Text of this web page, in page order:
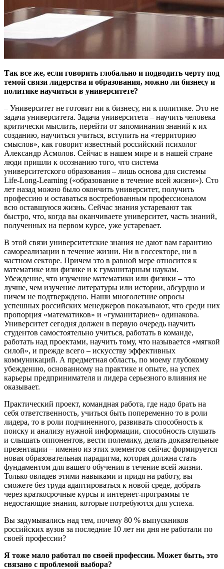
Так все же, если говорить глобально и подводить черту под
темой связи лидерства и образования, можно ли бизнесу и
политике научиться в университете?
– Университет не готовит ни к бизнесу, ни к политике. Это не
задача университета. Задача университета – научить человека
критически мыслить, перейти от запоминания знаний к их
созданию, научиться учиться, вступить на «территорию
смыслов», как говорит известный российский психолог
Александр Асмолов. Сейчас в нашем мире и в нашей стране
люди пришли к осознанию того, что система
университетского образования – лишь основа для системы
Life-Long-Learning («образование в течение всей жизни»). Сто
лет назад можно было окончить университет, получить
профессию и оставаться востребованным профессионалом
всю оставшуюся жизнь. Сейчас знания устаревают так
быстро, что, когда вы оканчиваете университет, часть знаний,
полученных на первом курсе, уже устаревает.
В этой связи университетские знания не дают вам гарантию
самореализации в течение жизни. Ни в госсекторе, ни в
частном секторе. Причем это в равной мере относится к
математике или физике и к гуманитарным наукам.
Убеждение, что изучение математики или физики – это
лучше, чем изучение литературы или истории, абсурдно и
ничем не подтверждено. Наши многолетние опросы
успешных российских менеджеров показывают, что среди них
пропорция «математиков» и «гуманитариев» одинакова.
Университет сегодня должен в первую очередь научить
студентов самостоятельно учиться, работать в команде,
работать над проектами, научить тому, что называется «мягкой
силой», и прежде всего – искусству эффективных
коммуникаций. А предметная область, по моему глубокому
убеждению, основанному на практике и опыте, на успех
карьеры предпринимателя и лидера серьезного влияния не
оказывает.
Практический проект, командная работа, где надо брать на
себя ответственность, учиться быть попеременно то в роли
лидера, то в роли подчиненного, развивать способность к
поиску и анализу нужной информации, способность слушать
и слышать оппонентов, вести полемику, делать доказательные
презентации – именно из этих элементов сейчас формируется
новая образовательная парадигма, которая должна стать
фундаментом для вашего обучения в течение всей жизни.
Только овладев этими навыками и придя на работу, вы
сможете без труда адаптироваться к новой среде, добрать
через краткосрочные курсы и интернет-программы те
недостающие знания, которые потребуются для успеха.
Вы задумывались над тем, почему 80 % выпускников
российских вузов за последние 10 лет ни дня не работали по
своей профессии?
Я тоже мало работал по своей профессии. Может быть, это
связано с проблемой выбора?